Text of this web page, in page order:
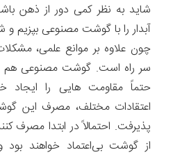
شاید به نظر کمی دور از ذهن
آبدار را با گوشت مصنوعی بپزیم
چون علاوه بر موانع علمی،
سر راه است. گوشت مصنوعی هم
حتماً مقاومت هایی را ایجاد
اعتقادات مختلف، مصرف این
پذیرفت. احتمالاً در ابتدا مصرف
از گوشت بی‌اعتماد خواهند